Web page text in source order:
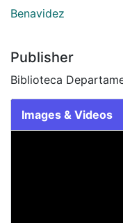
Benavidez
Publisher
Biblioteca
Images & Videos